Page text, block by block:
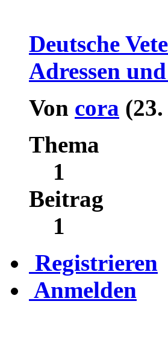
Deutsche
Adressen
Von cora
Thema
1
Beitrag
1
Registrieren
Anmelden